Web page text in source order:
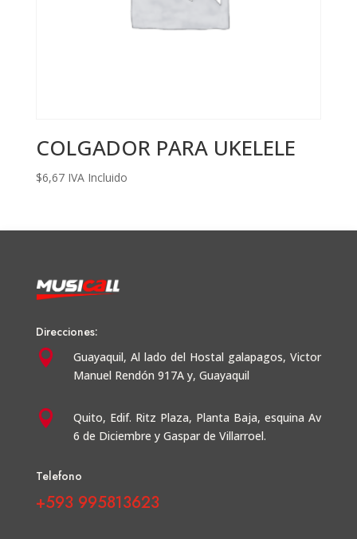
COLGADOR PARA UKELELE
$6,67 IVA Incluido
Direcciones:
 Guayaquil, Al lado del Hostal galapagos, Victor
Manuel Rendón 917A y, Guayaquil

Quito, Edif. Ritz Plaza, Planta Baja, esquina Av
6 de Diciembre y Gaspar de Villarroel.
Telefono
+593 995813623